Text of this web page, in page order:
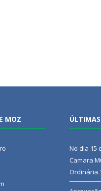
MOZ
No dia 15
Camara
Ordinária